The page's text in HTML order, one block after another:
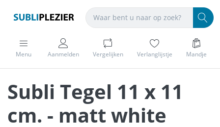
Menu Aanmelden Vergelijken Verlanglijstje Mandje
Subli Tegel 11 x 11
cm. - matt white